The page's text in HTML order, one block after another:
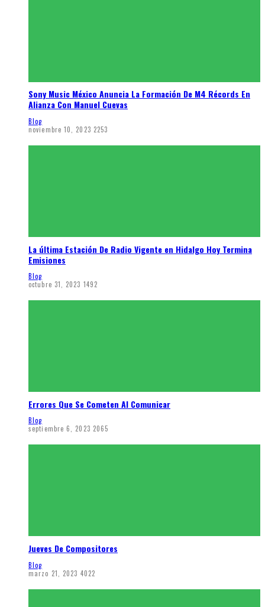
Sony Music México Anuncia La Formación De M4 Récords En
Alianza Con Manuel Cuevas
Blog
noviembre 10, 2023 2253
La última Estación De Radio Vigente en Hidalgo Hoy Termina
Emisiones
Blog
octubre 31, 2023 1492
Errores Que Se Cometen Al Comunicar
Blog
septiembre 6, 2023 2065
Jueves De Compositores
Blog
marzo 21, 2023 4022